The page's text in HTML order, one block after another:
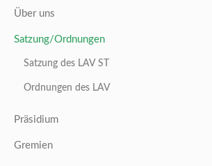
Über uns
Satzung/Ordnungen
Satzung des LAV ST
Ordnungen des LAV
Präsidium
Gremien